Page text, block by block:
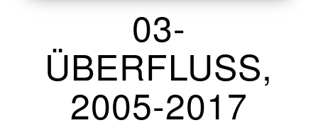
03-
ÜBERFLUSS,
2005-2017